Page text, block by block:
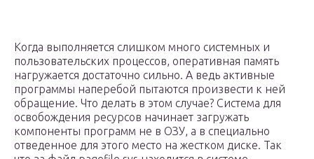
Когда выполняется слишком много системных и
пользовательских процессов, оперативная память
нагружается достаточно сильно. А ведь активные
программы наперебой пытаются произвести к ней
обращение. Что делать в этом случае? Система для
освобождения ресурсов начинает загружать
компоненты программ не в ОЗУ, а в специально
отведенное для этого место на жестком диске. Так